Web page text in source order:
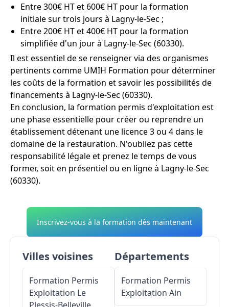
Entre 300€ HT et 600€ HT pour la formation
initiale sur trois jours à Lagny-le-Sec ;
Entre 200€ HT et 400€ HT pour la formation
simplifiée d'un jour à Lagny-le-Sec (60330).
Il est essentiel de se renseigner via des organismes
pertinents comme UMIH Formation pour déterminer
les coûts de la formation et savoir les possibilités de
financements à Lagny-le-Sec (60330).
En conclusion, la formation permis d'exploitation est
une phase essentielle pour créer ou reprendre un
établissement détenant une licence 3 ou 4 dans le
domaine de la restauration. N'oubliez pas cette
responsabilité légale et prenez le temps de vous
former, soit en présentiel ou en ligne à Lagny-le-Sec
(60330).
Inscrivez-vous à la formation dès maintenant
Villes voisines
Formation Permis
Exploitation Le
Plessis-Belleville
Départements
Formation Permis
Exploitation Ain